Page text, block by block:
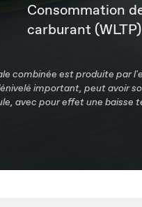
Consommation
carburant (WLTP)
combinée est produite par
important, peut avoir
avec pour effet une baisse